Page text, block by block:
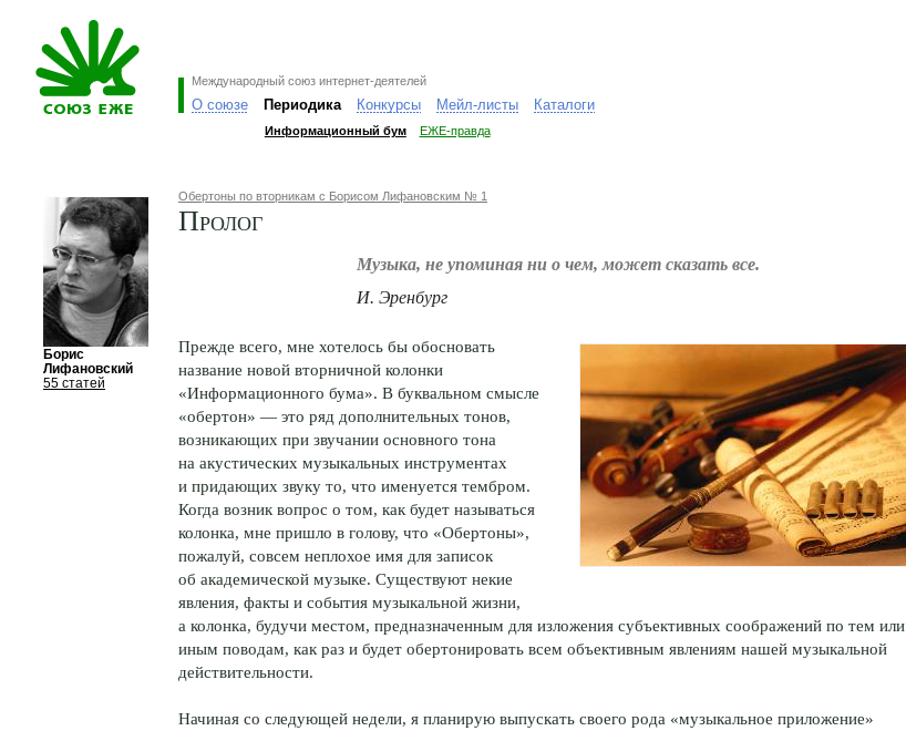
Международный союз интернет-деятелей
О союзе Периодика Конкурсы Мейл-листы Каталоги
Информационный бум ЕЖЕ-правда
Борис
Лифановский
55 статей
Обертоны по вторникам с Борисом Лифановским № 1
Пролог
Музыка, не упоминая ни о чем, может сказать все.
И. Эренбург
Прежде всего, мне хотелось бы обосновать
название новой вторничной колонки
«Информационного бума». В буквальном смысле
«обертон» — это ряд дополнительных тонов,
возникающих при звучании основного тона
на акустических музыкальных инструментах
и придающих звуку то, что именуется тембром.
Когда возник вопрос о том, как будет называться
колонка, мне пришло в голову, что «Обертоны»,
пожалуй, совсем неплохое имя для записок
об академической музыке. Существуют некие
явления, факты и события музыкальной жизни,
а колонка, будучи местом, предназначенным для изложения субъективных соображений по тем или
иным поводам, как раз и будет обертонировать всем объективным явлениям нашей музыкальной
действительности.
Начиная со следующей недели, я планирую выпускать своего рода «музыкальное приложение»